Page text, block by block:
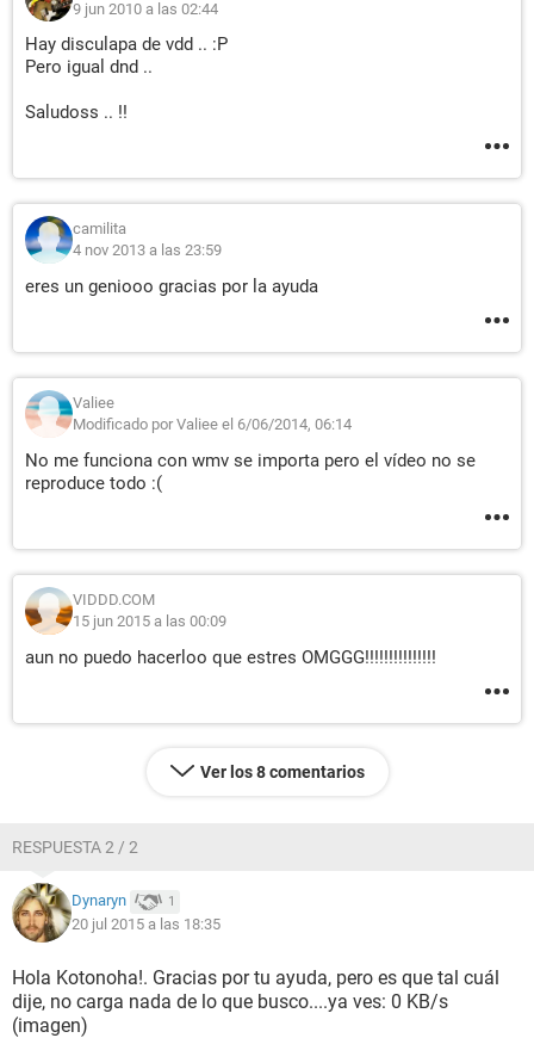
9 jun 2010 a las 02:44
Hay disculapa de vdd .. :P
Pero igual dnd ..
Saludoss .. !!
camilita
4 nov 2013 a las 23:59
eres un geniooo gracias por la ayuda
Valiee
Modificado por Valiee el 6/06/2014, 06:14
No me funciona con wmv se importa pero el vídeo no se
reproduce todo :(
VIDDD.COM
15 jun 2015 a las 00:09
aun no puedo hacerloo que estres OMGGG!!!!!!!!!!!!!!!
Ver los 8 comentarios
RESPUESTA 2 / 2
Dynaryn 1
20 jul 2015 a las 18:35
Hola Kotonoha!. Gracias por tu ayuda, pero es que tal cuál
dije, no carga nada de lo que busco....ya ves: 0 KB/s
(imagen)